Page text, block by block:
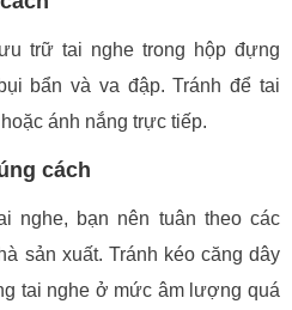
trữ tai nghe trong hộp đựng
bẩn và va đập. Tránh để tai
ánh nắng trực tiếp.
cách
nghe, bạn nên tuân theo các
sản xuất. Tránh kéo căng dây
tai nghe ở mức âm lượng quá